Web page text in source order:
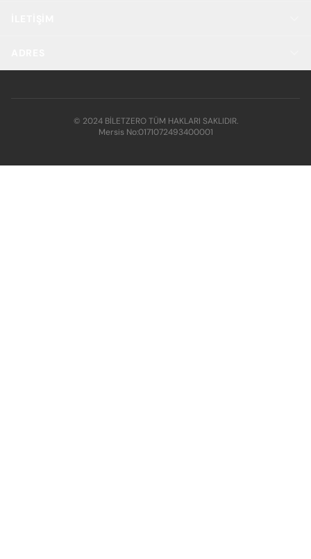
© 2024 BİLETZERO TÜM HAKLARI SAKLIDIR.
Mersis No:0171072493400001